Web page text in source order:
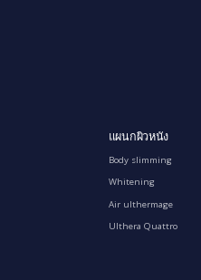
แผนกผิวหนัง
Body slimming
Whitening
Air ulthermage
Ulthera Quattro